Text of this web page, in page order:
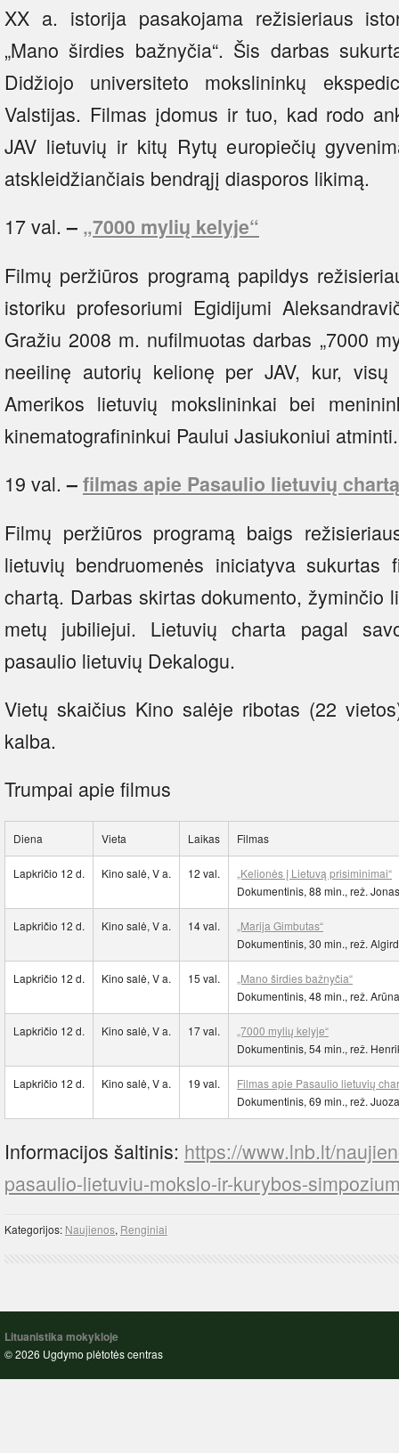
XX a. istorija pasakojama režisieriaus
„Mano širdies bažnyčia“. Šis darbas
Didžiojo universiteto mokslininkų
Valstijas. Filmas įdomus ir tuo, kad rodo
JAV lietuvių ir kitų Rytų europiečių
atskleidžiančiais bendrąjį diasporos likimą.
17 val. – „7000 mylių kelyje“
Filmų peržiūros programą papildys
istoriku profesoriumi Egidijumi
Gražiu 2008 m. nufilmuotas darbas „7000
neeilinę autorių kelionę per JAV, kur,
Amerikos lietuvių mokslininkai bei
kinematografininkui Paului Jasiukoniui atminti.
19 val. –filmas apie Pasaulio lietuvių chartą
Filmų peržiūros programą baigs
lietuvių bendruomenės iniciatyva sukurtas
chartą. Darbas skirtas dokumento, žyminčio
metų jubiliejui. Lietuvių charta pagal
pasaulio lietuvių Dekalogu.
Vietų skaičius Kino salėje ribotas (22
kalba.
Trumpai apie filmus
Diena Vieta Laikas Filmas
Lapkričio 12 d. Kino salė, V a. 12 val.
„Kelionės į Lietuvą prisiminimai“
Dokumentinis, 88 min., rež.
Lapkričio 12 d. Kino salė, V a. 14 val.
„Marija Gimbutas“
Dokumentinis, 30 min., rež.
Lapkričio 12 d. Kino salė, V a. 15 val.
„Mano širdies bažnyčia“
Dokumentinis, 48 min., rež.
Lapkričio 12 d. Kino salė, V a. 17 val.
„7000 mylių kelyje“
Dokumentinis, 54 min., rež.
Lapkričio 12 d. Kino salė, V a. 19 val.
Filmas apie Pasaulio lietuvių
Dokumentinis, 69 min., rež.
Informacijos šaltinis: https://www.lnb.lt/
pasaulio-lietuviu-mokslo-ir-kurybos-
Kategorijos: Naujienos, Renginiai
Lituanistika mokykloje
© 2026 Ugdymo plėtotės centras